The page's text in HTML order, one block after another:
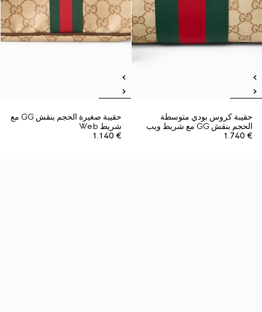
حقيبة كروس بودي متوسطة
الحجم بنقش GG مع شريط ويب
€ 1.740
حقيبة صغيرة الحجم بنقش GG مع
شريط Web
€ 1.140